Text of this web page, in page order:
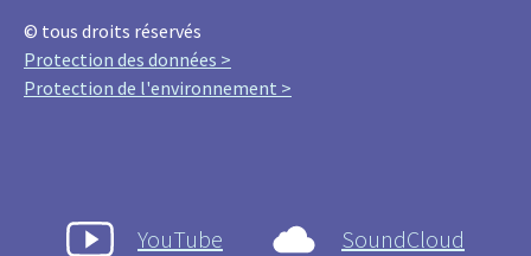
© tous droits réservés
Protection des données >
Protection de l'environnement >
YouTube SoundCloud